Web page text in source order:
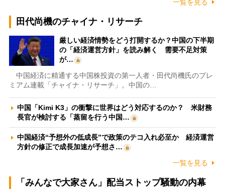
一覧を見る
田代尚機のチャイナ・リサーチ
厳しい経済情勢をどう打開するか？中国の下半期
の「経済運営方針」を読み解く 需要不足対策
が…
中国経済に精通する中国株投資の第一人者・田代尚機氏のプレ
ミアム連載「チャイナ・リサーチ」。中国の…
中国「Kimi K3」の衝撃に世界はどう対応するのか？ 米財務
長官が検討する「蒸留を行う中国…
中国経済“予想外の低成長”で政策のテコ入れ必至か 経済運営
方針の修正で成長加速が予想さ…
一覧を見る
「みんなで大家さん」配当ストップ騒動の内幕